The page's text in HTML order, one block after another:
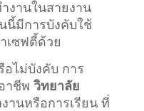
งานในสายงาน
นี้มีการบังคับใช้
เซฟตี้ด้วย
ไม่บังคับ การ
าชีพ วิทยาลัย
านหรือการเรียน ที่